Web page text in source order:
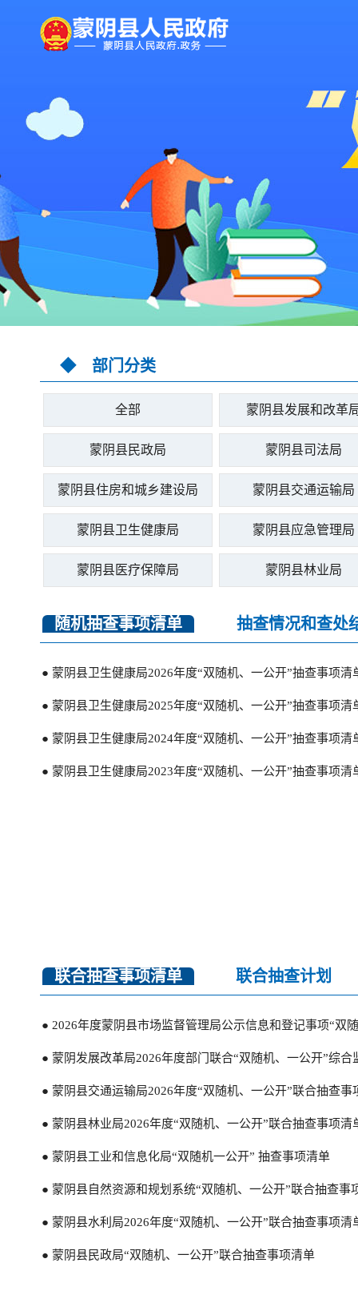
◆ 部门分类
全部 蒙阴县发展和改革
蒙阴县民政局 蒙阴县司法局
蒙阴县住房和城乡建设局 蒙阴县交通运输局
蒙阴县卫生健康局 蒙阴县应急管理局
蒙阴县医疗保障局 蒙阴县林业局
随机抽查事项清单 抽查情况和查处
● 蒙阴县卫生健康局2026年度“双随机、一公开”抽查事项清
● 蒙阴县卫生健康局2025年度“双随机、一公开”抽查事项清
● 蒙阴县卫生健康局2024年度“双随机、一公开”抽查事项清
● 蒙阴县卫生健康局2023年度“双随机、一公开”抽查事项清
● 2026年1月“双随机、一公开”任务完成情况公示
联合抽查事项清单 联合抽查计划
● 2026年度蒙阴县市场监督管理局公示信息和登记事项“双
● 蒙阴发展改革局2026年度部门联合“双随机、一公开”综合
● 蒙阴县交通运输局2026年度“双随机、一公开”联合抽查事
● 蒙阴县林业局2026年度“双随机、一公开”联合抽查事项清
● 蒙阴县工业和信息化局“双随机一公开” 抽查事项清单
● 蒙阴县自然资源和规划系统“双随机、一公开”联合抽查事
● 蒙阴县水利局2026年度“双随机、一公开”联合抽查事项清
● 蒙阴县民政局“双随机、一公开”联合抽查事项清单